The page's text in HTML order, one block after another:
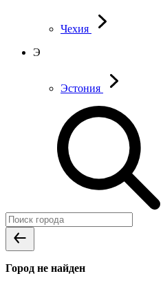
Чехия
Э
Эстония
Город не найден